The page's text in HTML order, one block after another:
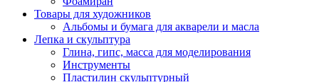
Товары для художников
Альбомы и бумага для акварели и масла
Лепка и скульптура
Глина, гипс, масса для моделирования
Инструменты
Пластилин скульптурный